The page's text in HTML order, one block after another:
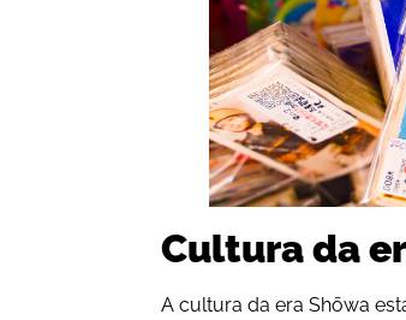
Cultura da
A cultura da era Shōwa